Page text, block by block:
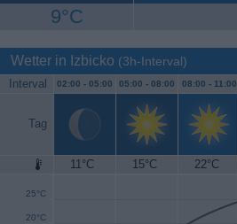
9°C
Wetter in Izbicko (3h-Interval)
Interval 02:00 - 05:00 05:00 - 08:00 08:00 - 11:00
Tag
11°C 15°C 22°C
20°C
25°C
30°C